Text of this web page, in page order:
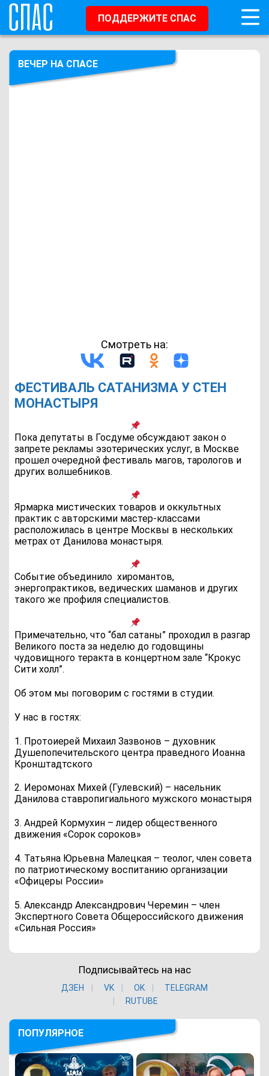
ПОДДЕРЖИТЕ СПАС
ВЕЧЕР НА СПАСЕ
Смотреть на:
ФЕСТИВАЛЬ САТАНИЗМА У СТЕН
МОНАСТЫРЯ
Пока депутаты в Госдуме обсуждают закон о
запрете рекламы эзотерических услуг, в Москве
прошел очередной фестиваль магов, тарологов и
других волшебников.
Ярмарка мистических товаров и оккультных
практик с авторскими мастер-классами
расположилась в центре Москвы в нескольких
метрах от Данилова монастыря.
Событие объединило хиромантов,
энергопрактиков, ведических шаманов и других
такого же профиля специалистов.
Примечательно, что “бал сатаны” проходил в разгар
Великого поста за неделю до годовщины
чудовищного теракта в концертном зале “Крокус
Сити холл”.
Об этом мы поговорим с гостями в студии.
У нас в гостях:
1. Протоиерей Михаил Зазвонов – духовник
Душепопечительского центра праведного Иоанна
Кронштадтского
2. Иеромонах Михей (Гулевский) – насельник
Данилова ставропигиального мужского монастыря
3. Андрей Кормухин – лидер общественного
движения «Сорок сороков»
4. Татьяна Юрьевна Малецкая – теолог, член совета
по патриотическому воспитанию организации
«Офицеры России»
5. Александр Александрович Черемин – член
Экспертного Совета Общероссийского движения
«Сильная Россия»
Подписывайтесь на нас
ДЗЕН VK ОK
TELEGRAM
RUTUBE
ПОПУЛЯРНОЕ